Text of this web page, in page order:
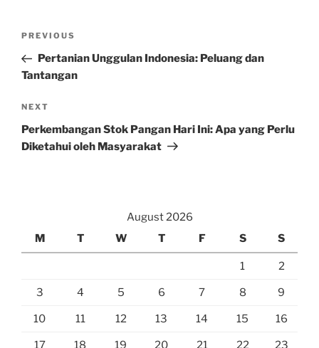
Previous
Post
PREVIOUS
Pertanian Unggulan Indonesia: Peluang dan
Tantangan
Next
Post
NEXT
Perkembangan Stok Pangan Hari Ini: Apa yang Perlu
Diketahui oleh Masyarakat
August 2026
M
T W T F S S
1 2
3 4 5 6 7 8 9
10 11 12 13 14 15 16
17 18 19 20 21 22 23